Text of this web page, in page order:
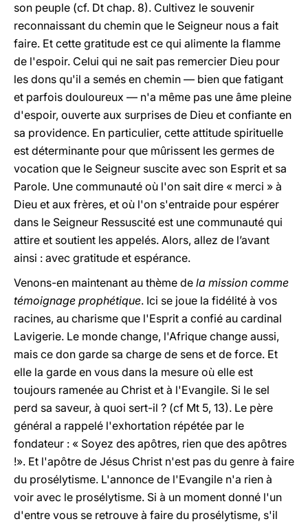
son peuple (cf. Dt chap. 8). Cultivez le souvenir
reconnaissant du chemin que le Seigneur nous a fait
faire. Et cette gratitude est ce qui alimente la flamme
de l'espoir. Celui qui ne sait pas remercier Dieu pour
les dons qu'il a semés en chemin — bien que fatigant
et parfois douloureux — n'a même pas une âme pleine
d'espoir, ouverte aux surprises de Dieu et confiante en
sa providence. En particulier, cette attitude spirituelle
est déterminante pour que mûrissent les germes de
vocation que le Seigneur suscite avec son Esprit et sa
Parole. Une communauté où l'on sait dire « merci » à
Dieu et aux frères, et où l'on s'entraide pour espérer
dans le Seigneur Ressuscité est une communauté qui
attire et soutient les appelés. Alors, allez de l’avant
ainsi : avec gratitude et espérance.
Venons-en maintenant au thème de la mission comme
témoignage prophétique. Ici se joue la fidélité à vos
racines, au charisme que l'Esprit a confié au cardinal
Lavigerie. Le monde change, l'Afrique change aussi,
mais ce don garde sa charge de sens et de force. Et
elle la garde en vous dans la mesure où elle est
toujours ramenée au Christ et à l'Evangile. Si le sel
perd sa saveur, à quoi sert-il ? (cf Mt 5, 13). Le père
général a rappelé l'exhortation répétée par le
fondateur : « Soyez des apôtres, rien que des apôtres
!». Et l'apôtre de Jésus Christ n'est pas du genre à faire
du prosélytisme. L'annonce de l'Evangile n'a rien à
voir avec le prosélytisme. Si à un moment donné l'un
d'entre vous se retrouve à faire du prosélytisme, s'il